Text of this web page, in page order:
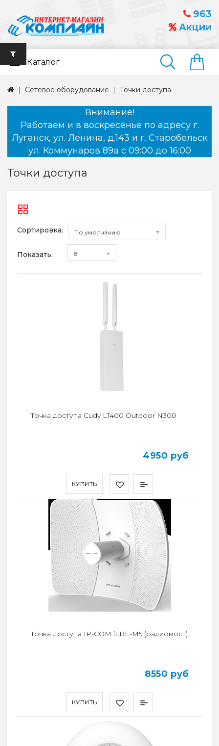
963
Акции
Найти
Каталог
Сетевое оборудование Точки доступа
Внимание!
Работаем и в воскресенье по адресу г.
Луганск, ул. Ленина, д.143 и г. Старобельск
ул. Коммунаров 89а с 09:00 до 16:00
Точки доступа
Сортировка: По умолчанию
Показать: 8
КУПИТЬ
Точка доступа Cudy LT400 Outdoor N300
4950 руб
КУПИТЬ
Точка доступа IP-COM iLBE-M5 (радиомост)
8550 руб